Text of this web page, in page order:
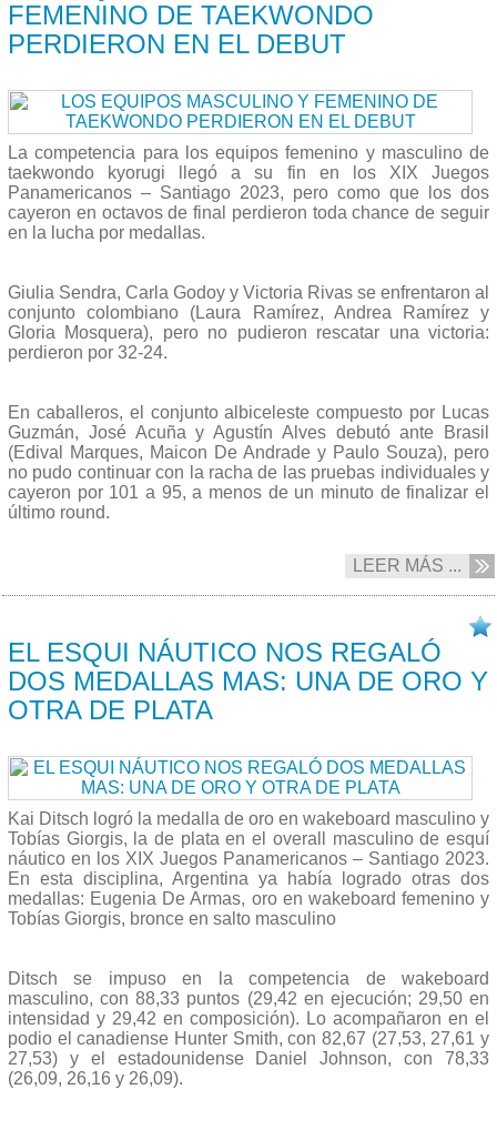
FEMENINO DE TAEKWONDO
PERDIERON EN EL DEBUT
La competencia para los equipos femenino y masculino de
taekwondo kyorugi llegó a su fin en los XIX Juegos
Panamericanos – Santiago 2023, pero como que los dos
cayeron en octavos de final perdieron toda chance de seguir
en la lucha por medallas.
Giulia Sendra, Carla Godoy y Victoria Rivas se enfrentaron al
conjunto colombiano (Laura Ramírez, Andrea Ramírez y
Gloria Mosquera), pero no pudieron rescatar una victoria:
perdieron por 32-24.
En caballeros, el conjunto albiceleste compuesto por Lucas
Guzmán, José Acuña y Agustín Alves debutó ante Brasil
(Edival Marques, Maicon De Andrade y Paulo Souza), pero
no pudo continuar con la racha de las pruebas individuales y
cayeron por 101 a 95, a menos de un minuto de finalizar el
último round.
LEER MÁS ...
EL ESQUI NÁUTICO NOS REGALÓ
DOS MEDALLAS MAS: UNA DE ORO Y
OTRA DE PLATA
Kai Ditsch logró la medalla de oro en wakeboard masculino y
Tobías Giorgis, la de plata en el overall masculino de esquí
náutico en los XIX Juegos Panamericanos – Santiago 2023.
En esta disciplina, Argentina ya había logrado otras dos
medallas: Eugenia De Armas, oro en wakeboard femenino y
Tobías Giorgis, bronce en salto masculino
Ditsch se impuso en la competencia de wakeboard
masculino, con 88,33 puntos (29,42 en ejecución; 29,50 en
intensidad y 29,42 en composición). Lo acompañaron en el
podio el canadiense Hunter Smith, con 82,67 (27,53, 27,61 y
27,53) y el estadounidense Daniel Johnson, con 78,33
(26,09, 26,16 y 26,09).